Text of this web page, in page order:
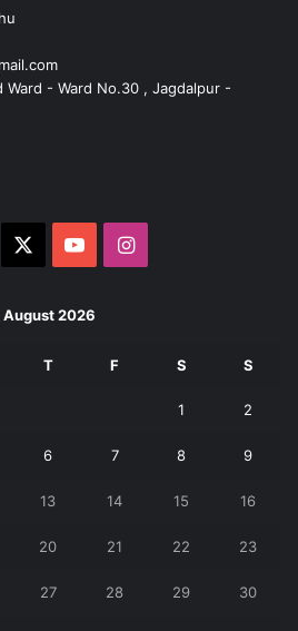
Ward - Ward No.30 , Jagdalpur -
YouTubeInstagram
August 2026
T F S S
1 2
6 7 8 9
13 14 15 16
20 21 22 23
27 28 29 30